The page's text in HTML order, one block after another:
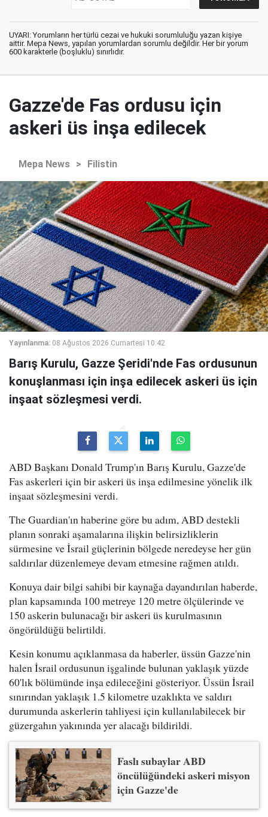
UYARI: Yorumların her türlü cezai ve hukuki sorumluluğu yazan kişiye
aittir. Mepa News, yapılan yorumlardan sorumlu değildir. Her bir yorum
600 karakterle (boşluklu) sınırlıdır.
Gazze'de Fas ordusu için
askeri üs inşa edilecek
Mepa News > Filistin
Yayınlanma: 08 Ağustos 2026 Cumartesi 10:42
Barış Kurulu, Gazze Şeridi'nde Fas ordusunun
konuşlanması için inşa edilecek askeri üs için
inşaat sözleşmesi verdi.
ABD Başkanı Donald Trump'ın Barış Kurulu, Gazze'de
Fas askerleri için bir askeri üs inşa edilmesine yönelik ilk
inşaat sözleşmesini verdi.
The Guardian'ın haberine göre bu adım, ABD destekli
planın sonraki aşamalarına ilişkin belirsizliklerin
sürmesine ve İsrail güçlerinin bölgede neredeyse her gün
saldırılar düzenlemeye devam etmesine rağmen atıldı.
Konuya dair bilgi sahibi bir kaynağa dayandırılan haberde,
plan kapsamında 100 metreye 120 metre ölçülerinde ve
150 askerin bulunacağı bir askeri üs kurulmasının
öngörüldüğü belirtildi.
Kesin konumu açıklanmasa da haberler, üssün Gazze'nin
halen İsrail ordusunun işgalinde bulunan yaklaşık yüzde
60'lık bölümünde inşa edileceğini gösteriyor. Üssün İsrail
sınırından yaklaşık 1.5 kilometre uzaklıkta ve saldırı
durumunda askerlerin tahliyesi için kullanılabilecek bir
güzergahın yakınında yer alacağı bildirildi.
Faslı subaylar ABD
öncülüğündeki askeri misyon
için Gazze'de